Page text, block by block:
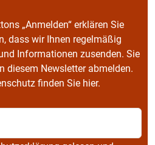
„Anmelden“ erklären Sie
dass wir Ihnen regelmäßig
Informationen zusenden. Sie
diesem Newsletter abmelden.
finden Sie hier.